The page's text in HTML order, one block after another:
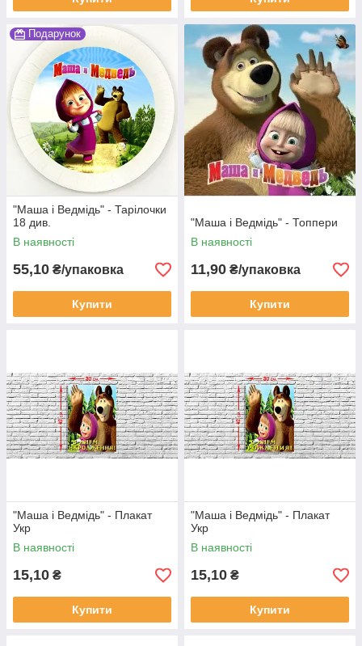
Подарунок
"Маша і Ведмідь" - Тарілочки
18 див.
В наявності
55,10 ₴/упаковка
Купити
"Маша і Ведмідь" - Топпери
В наявності
11,90 ₴/упаковка
Купити
"Маша і Ведмідь" - Плакат
Укр
В наявності
15,10 ₴
Купити
"Маша і Ведмідь" - Плакат
Укр
В наявності
15,10 ₴
Купити